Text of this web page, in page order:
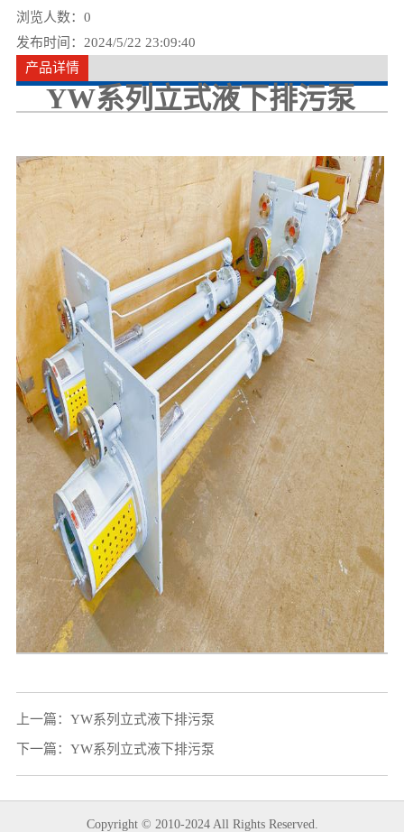
浏览人数： 0
发布时间：2024/5/22 23:09:40
产品详情
YW系列立式液下排污泵
上一篇： YW系列立式液下排污泵
下一篇： YW系列立式液下排污泵
Copyright © 2010-2024 All Rights Reserved.